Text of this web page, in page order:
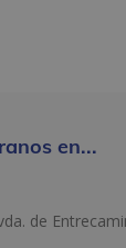
en...
de